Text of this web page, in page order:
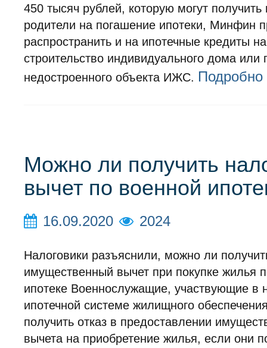
450 тысяч рублей, которую могут получить
родители на погашение ипотеки, Минфин
распространить и на ипотечные кредиты на
строительство индивидуального дома или
недостроенного объекта ИЖС. Подробно
Можно ли получить
вычет по военной
16.09.2020 2024
Налоговики разъяснили, можно ли
имущественный вычет при покупке жилья
ипотеке Военнослужащие, участвующие в
ипотечной системе жилищного
получить отказ в предоставлении
вычета на приобретение жилья, если они